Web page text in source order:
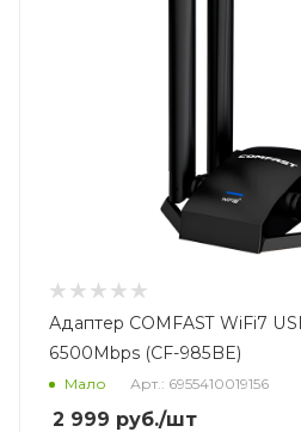
Адаптер COMFAST WiFi7
6500Mbps (CF-985BE)
Мало Арт.: 6955410019156
2 999 руб./шт